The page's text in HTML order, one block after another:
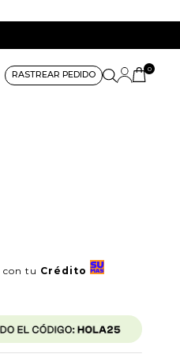
RASTREAR PEDIDO
0
con tu Crédito